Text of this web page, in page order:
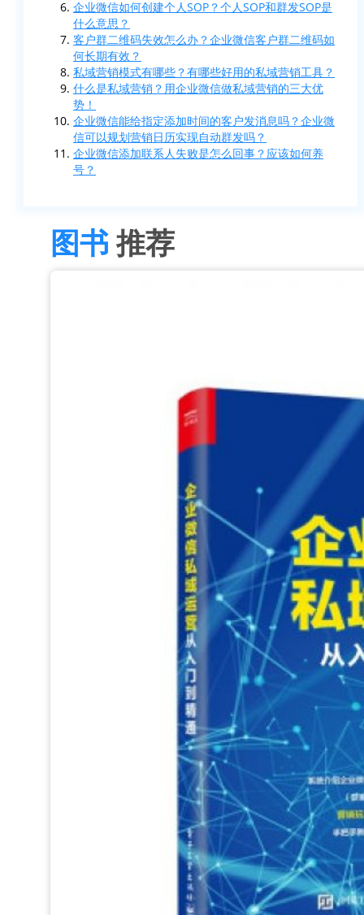
企业微信如何创建个人SOP？个人SOP和群发SOP是
什么意思？
客户群二维码失效怎么办？企业微信客户群二维码如
何长期有效？
私域营销模式有哪些？有哪些好用的私域营销工具？
什么是私域营销？用企业微信做私域营销的三大优
势！
企业微信能给指定添加时间的客户发消息吗？企业微
信可以规划营销日历实现自动群发吗？
企业微信添加联系人失败是怎么回事？应该如何养
号？
图书推荐